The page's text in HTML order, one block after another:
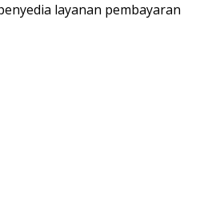
layanan pembayaran